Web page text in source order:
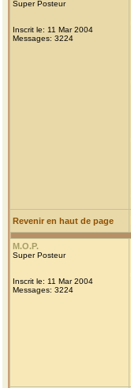
Super Posteur
Inscrit le: 11 Mar 2004
Messages: 3224
Revenir en haut de page
M.O.P.
Super Posteur
Inscrit le: 11 Mar 2004
Messages: 3224